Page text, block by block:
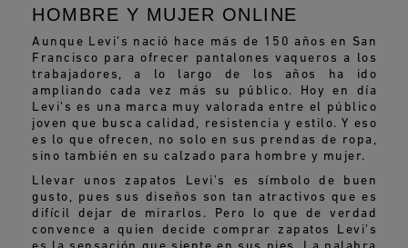
HOMBRE Y MUJER ONLINE
Aunque Levi’s nació hace más de 150 años en San
Francisco para ofrecer pantalones vaqueros a los
trabajadores, a lo largo de los años ha ido
ampliando cada vez más su público. Hoy en día
Levi’s es una marca muy valorada entre el público
joven que busca calidad, resistencia y estilo. Y eso
es lo que ofrecen, no solo en sus prendas de ropa,
sino también en su calzado para hombre y mujer.
Llevar unos zapatos Levi’s es símbolo de buen
gusto, pues sus diseños son tan atractivos que es
difícil dejar de mirarlos. Pero lo que de verdad
convence a quien decide comprar zapatos Levi’s